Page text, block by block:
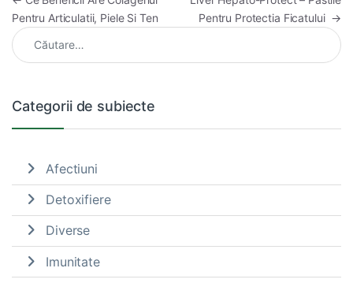
Pentru Articulatii, Piele Si Ten
Pentru Protectia Ficatului →
Caută după:
Categorii de subiecte
Afectiuni
Detoxifiere
Diverse
Imunitate